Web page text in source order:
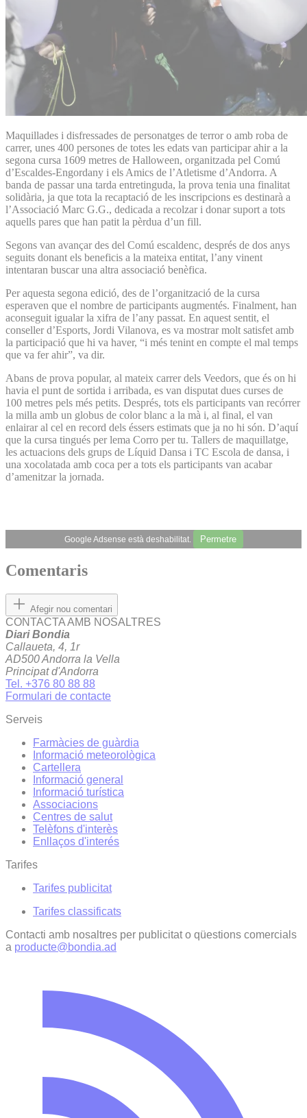
Maquillades i disfressades de personatges de terror o amb roba de
carrer, unes 400 persones de totes les edats van participar ahir a la
segona cursa 1609 metres de Halloween, organitzada pel Comú
d’Escaldes-Engordany i els Amics de l’Atletisme d’Andorra. A
banda de passar una tarda entretinguda, la prova tenia una finalitat
solidària, ja que tota la recaptació de les inscripcions es destinarà a
l’Associació Marc G.G., dedicada a recolzar i donar suport a tots
aquells pares que han patit la pèrdua d’un fill.
Segons van avançar des del Comú escaldenc, després de dos anys
seguits donant els beneficis a la mateixa entitat, l’any vinent
intentaran buscar una altra associació benèfica.
Per aquesta segona edició, des de l’organització de la cursa
esperaven que el nombre de participants augmentés. Finalment, han
aconseguit igualar la xifra de l’any passat. En aquest sentit, el
conseller d’Esports, Jordi Vilanova, es va mostrar molt satisfet amb
la participació que hi va haver, “i més tenint en compte el mal temps
que va fer ahir”, va dir.
Abans de prova popular, al mateix carrer dels Veedors, que és on hi
havia el punt de sortida i arribada, es van disputat dues curses de
100 metres pels més petits. Després, tots els participants van recórrer
la milla amb un globus de color blanc a la mà i, al final, el van
enlairar al cel en record dels éssers estimats que ja no hi són. D’aquí
que la cursa tingués per lema Corro per tu. Tallers de maquillatge,
les actuacions dels grups de Líquid Dansa i TC Escola de dansa, i
una xocolatada amb coca per a tots els participants van acabar
d’amenitzar la jornada.
Google Adsense està deshabilitat. Permetre
Comentaris
Afegir nou comentari
CONTACTA AMB NOSALTRES
Diari Bondia
Callaueta, 4, 1r
AD500 Andorra la Vella
Principat d'Andorra
Tel. +376 80 88 88
Formulari de contacte
Serveis
Farmàcies de guàrdia
Informació meteorològica
Cartellera
Informació general
Informació turística
Associacions
Centres de salut
Telèfons d'interès
Enllaços d'interés
Tarifes
Tarifes publicitat
Tarifes classificats
Contacti amb nosaltres per publicitat o qüestions comercials
a producte@bondia.ad